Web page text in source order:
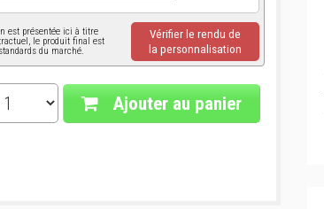
est présentée ici à titre
le produit final est
du marché.
Vérifier le rendu de
la personnalisation
Ajouter au panier